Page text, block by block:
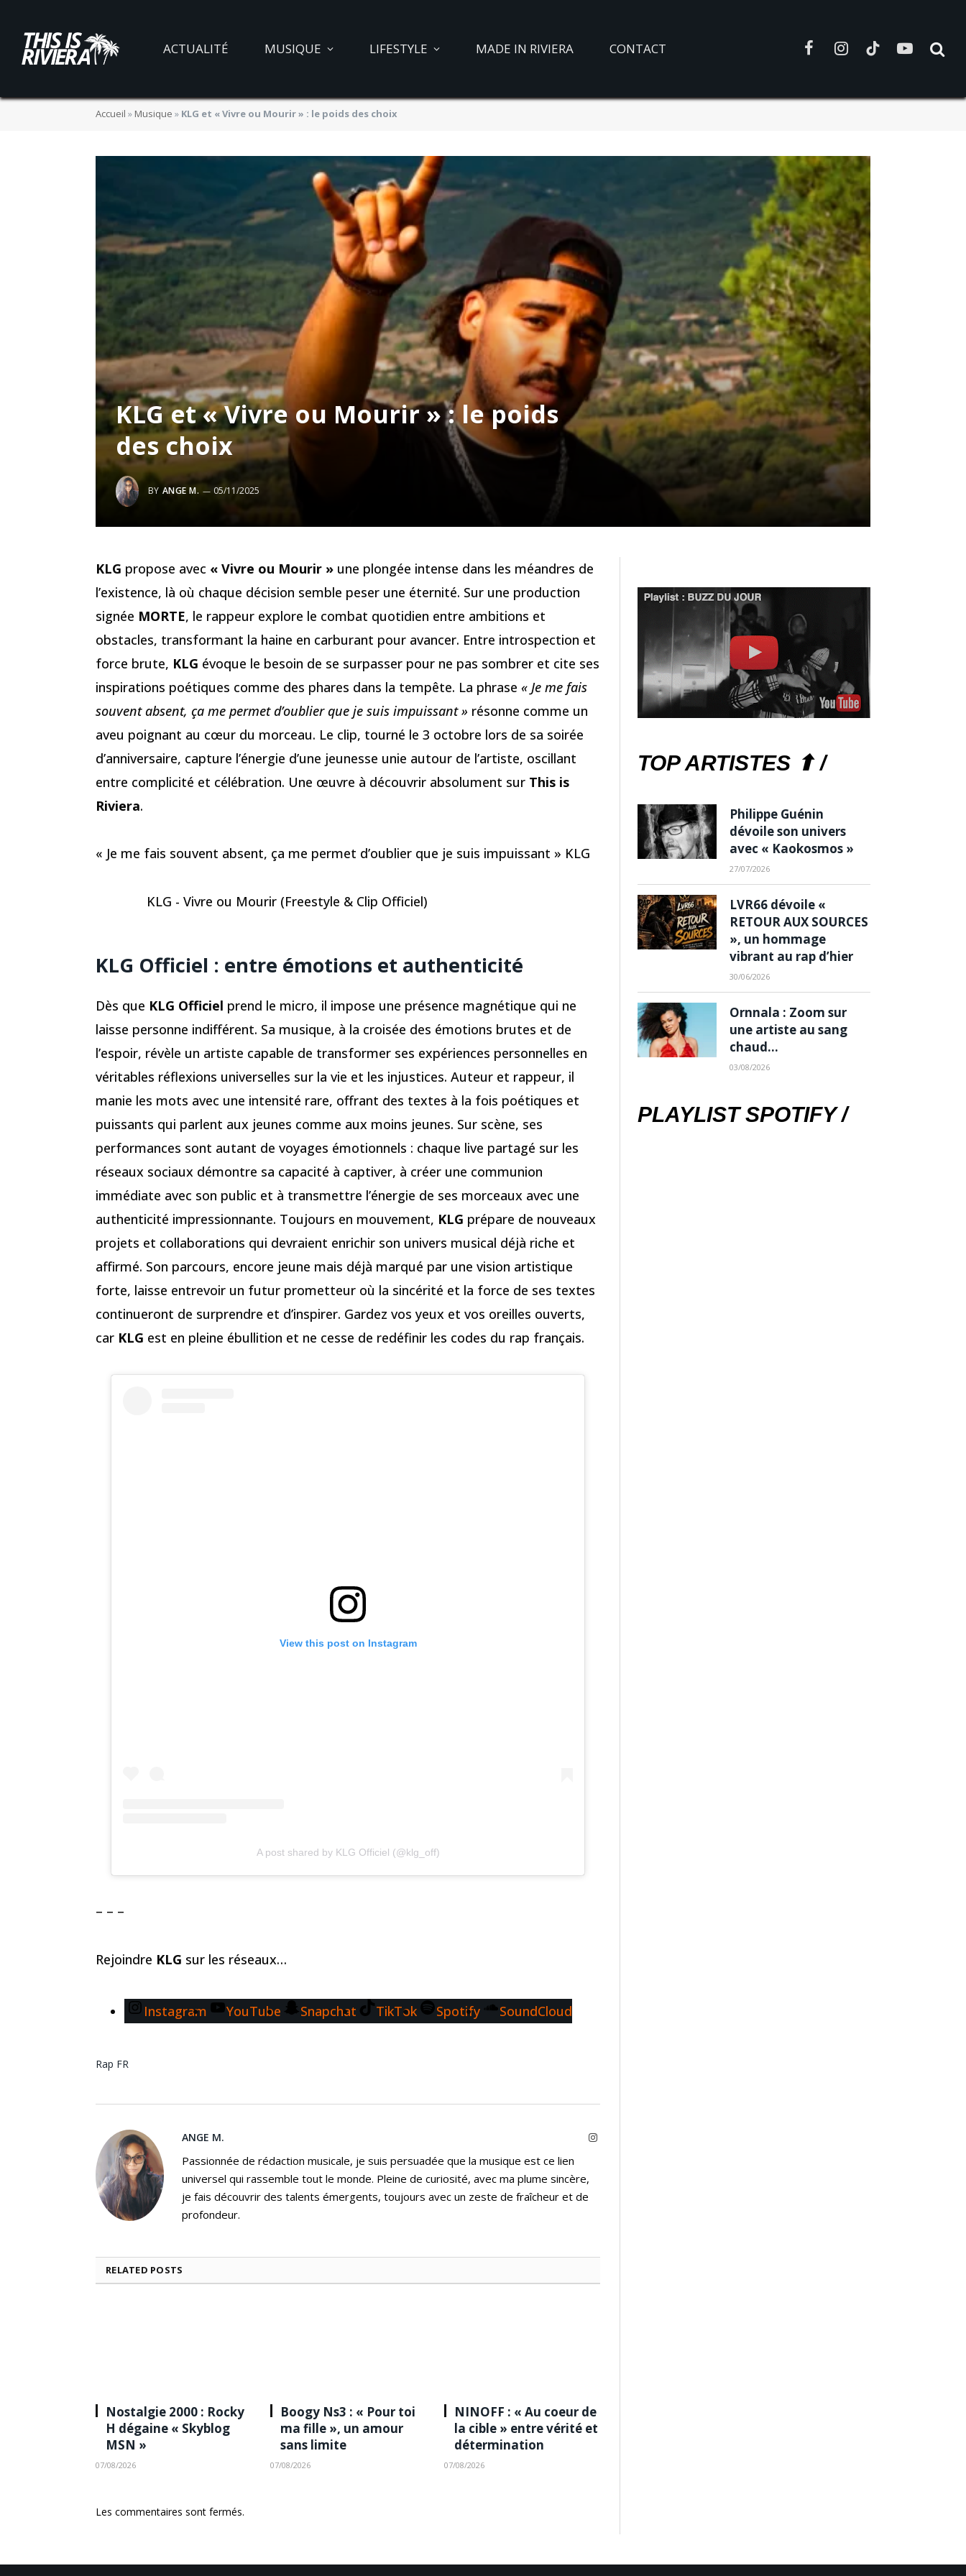
ACTUALITÉ MUSIQUE LIFESTYLE MADE IN RIVIERA CONTACT FacebookInstagramTikTokYouTube
Accueil » Musique » KLG et « Vivre ou Mourir » : le poids des choix
KLG et « Vivre ou Mourir » : le poids
des choix
BY ANGE M. 05/11/2025
KLG propose avec « Vivre ou Mourir » une plongée intense dans les méandres de
l’existence, là où chaque décision semble peser une éternité. Sur une production
signée MORTE, le rappeur explore le combat quotidien entre ambitions et
obstacles, transformant la haine en carburant pour avancer. Entre introspection et
force brute, KLG évoque le besoin de se surpasser pour ne pas sombrer et cite ses
inspirations poétiques comme des phares dans la tempête. La phrase « Je me fais
souvent absent, ça me permet d’oublier que je suis impuissant » résonne comme un
aveu poignant au cœur du morceau. Le clip, tourné le 3 octobre lors de sa soirée
d’anniversaire, capture l’énergie d’une jeunesse unie autour de l’artiste, oscillant
entre complicité et célébration. Une œuvre à découvrir absolument sur This is
Riviera.
« Je me fais souvent absent, ça me permet d’oublier que je suis impuissant » KLG
KLG - Vivre ou Mourir (Freestyle & Clip Officiel)
KLG Officiel : entre émotions et authenticité
Dès que KLG Officiel prend le micro, il impose une présence magnétique qui ne
laisse personne indifférent. Sa musique, à la croisée des émotions brutes et de
l’espoir, révèle un artiste capable de transformer ses expériences personnelles en
véritables réflexions universelles sur la vie et les injustices. Auteur et rappeur, il
manie les mots avec une intensité rare, offrant des textes à la fois poétiques et
puissants qui parlent aux jeunes comme aux moins jeunes. Sur scène, ses
performances sont autant de voyages émotionnels : chaque live partagé sur les
réseaux sociaux démontre sa capacité à captiver, à créer une communion
immédiate avec son public et à transmettre l’énergie de ses morceaux avec une
authenticité impressionnante. Toujours en mouvement, KLG prépare de nouveaux
projets et collaborations qui devraient enrichir son univers musical déjà riche et
affirmé. Son parcours, encore jeune mais déjà marqué par une vision artistique
forte, laisse entrevoir un futur prometteur où la sincérité et la force de ses textes
continueront de surprendre et d’inspirer. Gardez vos yeux et vos oreilles ouverts,
car KLG est en pleine ébullition et ne cesse de redéfinir les codes du rap français.
View this post on Instagram
A post shared by KLG Officiel (@klg_off)
– – –
Rejoindre KLG sur les réseaux…
Instagram YouTube Snapchat TikTok Spotify SoundCloud
Rap FR
ANGE M. Instagram
Passionnée de rédaction musicale, je suis persuadée que la musique est ce lien
universel qui rassemble tout le monde. Pleine de curiosité, avec ma plume sincère,
je fais découvrir des talents émergents, toujours avec un zeste de fraîcheur et de
profondeur.
RELATED POSTS
Nostalgie 2000 : Rocky
H dégaine « Skyblog
MSN »
07/08/2026
Boogy Ns3 : « Pour toi
ma fille », un amour
sans limite
07/08/2026
NINOFF : « Au coeur de
la cible » entre vérité et
détermination
07/08/2026
Les commentaires sont fermés.
TOP ARTISTES ⬆ /
Philippe Guénin
dévoile son univers
avec « Kaokosmos »
27/07/2026
LVR66 dévoile «
RETOUR AUX SOURCES
», un hommage
vibrant au rap d’hier
30/06/2026
Ornnala : Zoom sur
une artiste au sang
chaud…
03/08/2026
PLAYLIST SPOTIFY /